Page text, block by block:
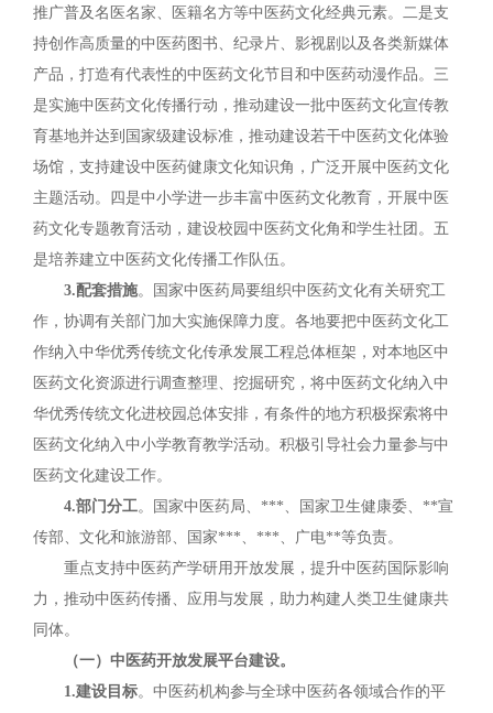
推广普及名医名家、医籍名方等中医药文化经典元素。二是支
持创作高质量的中医药图书、纪录片、影视剧以及各类新媒体
产品，打造有代表性的中医药文化节目和中医药动漫作品。三
是实施中医药文化传播行动，推动建设一批中医药文化宣传教
育基地并达到国家级建设标准，推动建设若干中医药文化体验
场馆，支持建设中医药健康文化知识角，广泛开展中医药文化
主题活动。四是中小学进一步丰富中医药文化教育，开展中医
药文化专题教育活动，建设校园中医药文化角和学生社团。五
是培养建立中医药文化传播工作队伍。
3.配套措施。国家中医药局要组织中医药文化有关研究工
作，协调有关部门加大实施保障力度。各地要把中医药文化工
作纳入中华优秀传统文化传承发展工程总体框架，对本地区中
医药文化资源进行调查整理、挖掘研究，将中医药文化纳入中
华优秀传统文化进校园总体安排，有条件的地方积极探索将中
医药文化纳入中小学教育教学活动。积极引导社会力量参与中
医药文化建设工作。
4.部门分工。国家中医药局、***、国家卫生健康委、**宣
传部、文化和旅游部、国家***、***、广电**等负责。
重点支持中医药产学研用开放发展，提升中医药国际影响
力，推动中医药传播、应用与发展，助力构建人类卫生健康共
同体。
（一）中医药开放发展平台建设。
1.建设目标。中医药机构参与全球中医药各领域合作的平